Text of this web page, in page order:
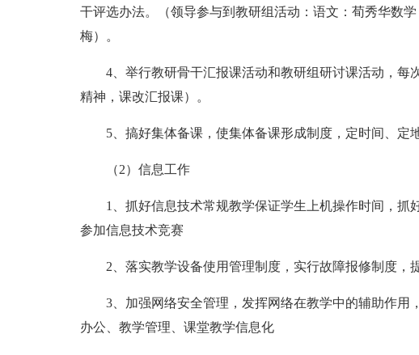
干评选办法。（领导参与到教研组活动：语文：荀秀华数
梅）。
4、举行教研骨干汇报课活动和教研组研讨课活动，每
精神，课改汇报课）。
5、搞好集体备课，使集体备课形成制度，定时间、定地
（2）信息工作
1、抓好信息技术常规教学保证学生上机操作时间，抓
参加信息技术竞赛
2、落实教学设备使用管理制度，实行故障报修制度，
3、加强网络安全管理，发挥网络在教学中的辅助作用
办公、教学管理、课堂教学信息化